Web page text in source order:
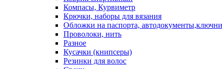
Компасы, Курвиметр
Крючки, наборы для вязания
Обложки на паспорта,
Проволоки, нить
Разное
Кусачки (книпсеры)
Резинки для волос